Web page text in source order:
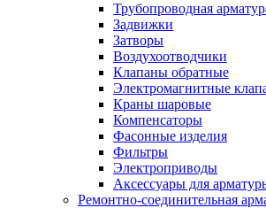
Трубопроводная
Задвижки
Затворы
Воздухоотводчики
Клапаны обратные
Электромагнитные
Краны шаровые
Компенсаторы
Фасонные изделия
Фильтры
Электроприводы
Аксессуары для
Ремонтно-соединительная